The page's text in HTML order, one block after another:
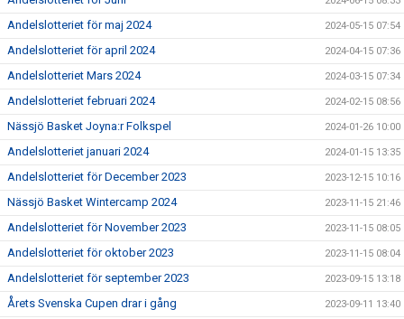
Andelslotteriet för maj 2024 2024-05-15 07:54
Andelslotteriet för april 2024 2024-04-15 07:36
Andelslotteriet Mars 2024 2024-03-15 07:34
Andelslotteriet februari 2024 2024-02-15 08:56
Nässjö Basket Joyna:r Folkspel 2024-01-26 10:00
Andelslotteriet januari 2024 2024-01-15 13:35
Andelslotteriet för December 2023 2023-12-15 10:16
Nässjö Basket Wintercamp 2024 2023-11-15 21:46
Andelslotteriet för November 2023 2023-11-15 08:05
Andelslotteriet för oktober 2023 2023-11-15 08:04
Andelslotteriet för september 2023 2023-09-15 13:18
Årets Svenska Cupen drar i gång 2023-09-11 13:40